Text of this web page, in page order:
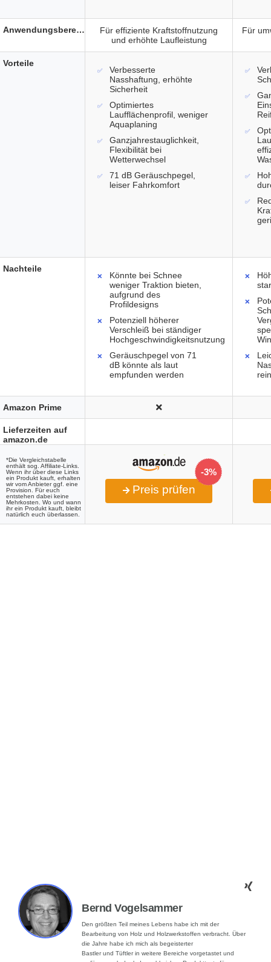
Für effiziente Kraftstoffnutzung
und erhöhte Laufleistung
Für
Verbesserte
Nasshaftung, erhöhte
Sicherheit
Optimiertes
Laufflächenprofil, weniger
Aquaplaning
Ganzjahrestauglichkeit,
Flexibilität bei
Wetterwechsel
71 dB Geräuschpegel,
leiser Fahrkomfort
Könnte bei Schnee
weniger Traktion bieten,
aufgrund des
Profildesigns
Potenziell höherer
Verschleiß bei ständiger
Hochgeschwindigkeitsnutzung
Geräuschpegel von 71
dB könnte als laut
empfunden werden
-3%
Preis prüfen
Anwendungsbereich
Vorteile
Nachteile
Amazon Prime
Lieferzeiten auf
amazon.de
*Die Vergleichstabelle
enthält sog. Affiliate-Links.
Wenn ihr über diese Links
ein Produkt kauft, erhalten
wir vom Anbieter ggf. eine
Provision. Für euch
entstehen dabei keine
Mehrkosten. Wo und wann
ihr ein Produkt kauft, bleibt
natürlich euch überlassen.
Bernd Vogelsammer
Den größten Teil meines Lebens habe ich mit der
Bearbeitung von Holz und Holzwerkstoffen verbracht. Über
die Jahre habe ich mich als begeisterter
Bastler und Tüftler in weitere Bereiche vorgetastet und